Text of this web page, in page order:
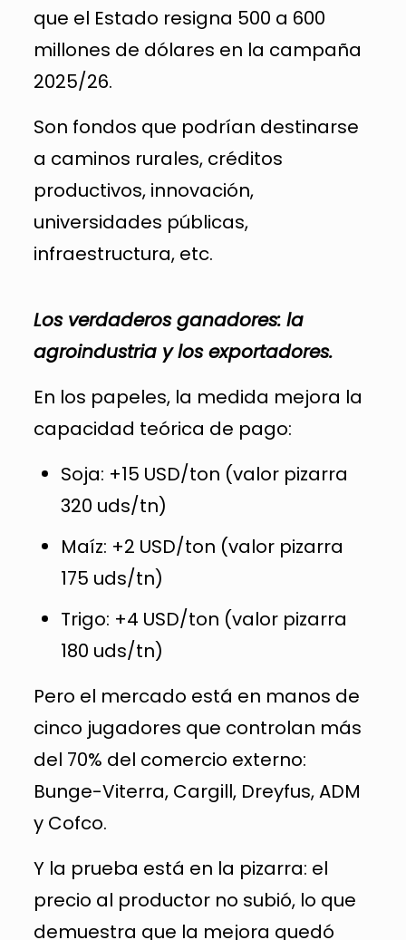
que el Estado resigna 500 a 600
millones de dólares en la campaña
2025/26.
Son fondos que podrían destinarse
a caminos rurales, créditos
productivos, innovación,
universidades públicas,
infraestructura, etc.
Los verdaderos ganadores: la
agroindustria y los exportadores.
En los papeles, la medida mejora la
capacidad teórica de pago:
Soja: +15 USD/ton (valor pizarra
320 uds/tn)
Maíz: +2 USD/ton (valor pizarra
175 uds/tn)
Trigo: +4 USD/ton (valor pizarra
180 uds/tn)
Pero el mercado está en manos de
cinco jugadores que controlan más
del 70% del comercio externo:
Bunge-Viterra, Cargill, Dreyfus, ADM
y Cofco.
Y la prueba está en la pizarra: el
precio al productor no subió, lo que
demuestra que la mejora quedó